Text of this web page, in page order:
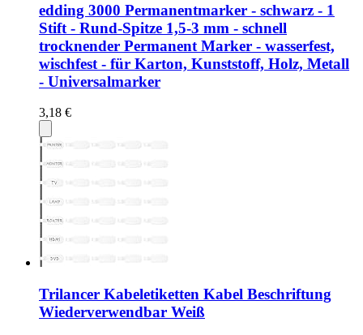
edding 3000 Permanentmarker - schwarz - 1
Stift - Rund-Spitze 1,5-3 mm - schnell
trocknender Permanent Marker - wasserfest,
wischfest - für Karton, Kunststoff, Holz, Metall
- Universalmarker
3,18 €
Trilancer Kabeletiketten Kabel Beschriftung
Wiederverwendbar Weiß